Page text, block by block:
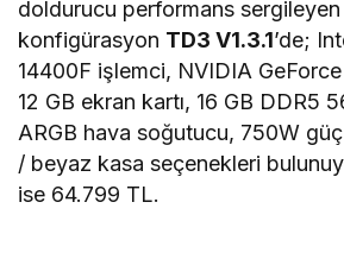
doldurucu performans
konfigürasyon TD3 V1.3.1’de;
14400F işlemci, NVIDIA
12 GB ekran kartı, 16 GB DDR5
ARGB hava soğutucu, 750W
/ beyaz kasa seçenekleri
ise 64.799 TL.